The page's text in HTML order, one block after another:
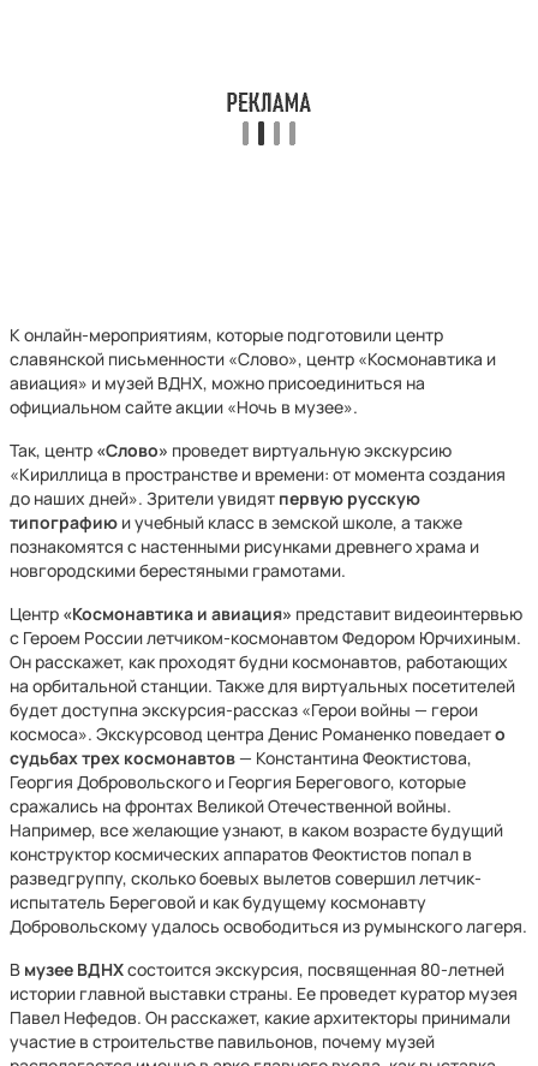
К онлайн-мероприятиям, которые подготовили центр
славянской письменности «Слово», центр «Космонавтика и
авиация» и музей ВДНХ, можно присоединиться на
официальном сайте акции «Ночь в музее».
Так, центр «Слово» проведет виртуальную экскурсию
«Кириллица в пространстве и времени: от момента создания
до наших дней». Зрители увидят первую русскую
типографию и учебный класс в земской школе, а также
познакомятся с настенными рисунками древнего храма и
новгородскими берестяными грамотами.
Центр «Космонавтика и авиация» представит видеоинтервью
с Героем России летчиком-космонавтом Федором Юрчихиным.
Он расскажет, как проходят будни космонавтов, работающих
на орбитальной станции. Также для виртуальных посетителей
будет доступна экскурсия-рассказ «Герои войны — герои
космоса». Экскурсовод центра Денис Романенко поведаето
судьбах трех космонавтов— Константина Феоктистова,
Георгия Добровольского и Георгия Берегового, которые
сражались на фронтах Великой Отечественной войны.
Например, все желающие узнают, в каком возрасте будущий
конструктор космических аппаратов Феоктистов попал в
разведгруппу, сколько боевых вылетов совершил летчик-
испытатель Береговой и как будущему космонавту
Добровольскому удалось освободиться из румынского лагеря.
В музее ВДНХсостоится экскурсия, посвященная 80-летней
истории главной выставки страны. Ее проведет куратор музея
Павел Нефедов. Он расскажет, какие архитекторы принимали
участие в строительстве павильонов, почему музей